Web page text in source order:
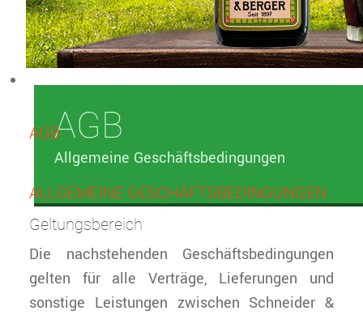
AGB
Allgemeine Geschäftsbedingungen
AGB
ALLGEMEINE GESCHÄFTSBEDINGUNGEN
Geltungsbereich
Die nachstehenden Geschäftsbedingungen
gelten für alle Verträge, Lieferungen und
sonstige Leistungen zwischen Schneider &